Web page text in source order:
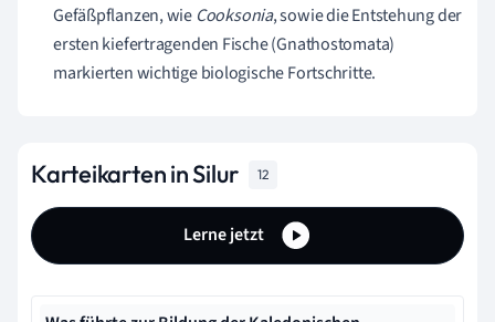
Gefäßpflanzen, wie Cooksonia, sowie die Entstehung der
ersten kiefertragenden Fische (Gnathostomata)
markierten wichtige biologische Fortschritte.
Karteikarten in Silur 12
Lerne jetzt